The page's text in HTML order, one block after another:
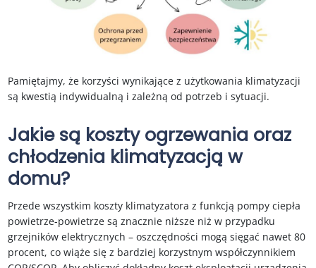
Pamiętajmy, że korzyści wynikające z użytkowania klimatyzacji
są kwestią indywidualną i zależną od potrzeb i sytuacji.
Jakie są koszty ogrzewania oraz
chłodzenia klimatyzacją w
domu?
Przede wszystkim koszty klimatyzatora z funkcją pompy ciepła
powietrze-powietrze są znacznie niższe niż w przypadku
grzejników elektrycznych – oszczędności mogą sięgać nawet 80
procent, co wiąże się z bardziej korzystnym współczynnikiem